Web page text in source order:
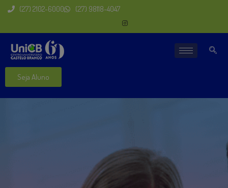
(27) 2102-6000 (27) 98118-4047
Seja Aluno